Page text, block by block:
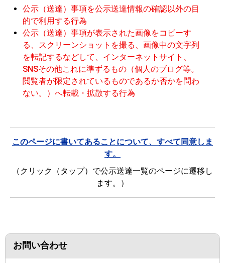
公示（送達）事項を公示送達情報の確認以外の目
的で利用する行為
公示（送達）事項が表示された画像をコピーす
る、スクリーンショットを撮る、画像中の文字列
を転記するなどして、インターネットサイト、
SNSその他これに準ずるもの（個人のブログ等。
閲覧者が限定されているものであるか否かを問わ
ない。）へ転載・拡散する行為
このページに書いてあることについて、すべて同意しま
す。
（クリック（タップ）で公示送達一覧のページに遷移し
ます。）
お問い合わせ